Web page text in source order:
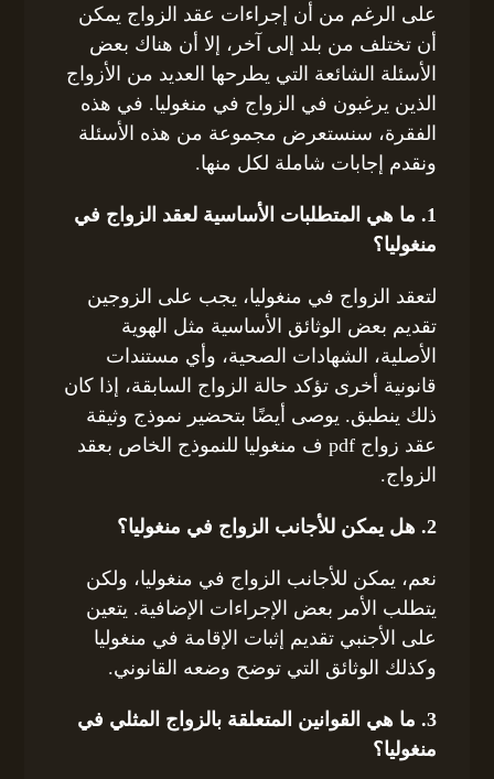
على الرغم من أن إجراءات عقد الزواج يمكن
أن تختلف من بلد إلى آخر، إلا أن هناك بعض
الأسئلة الشائعة التي يطرحها العديد من الأزواج
الذين يرغبون في الزواج في منغوليا. في هذه
الفقرة، سنستعرض مجموعة من هذه الأسئلة
ونقدم إجابات شاملة لكل منها.
1. ما هي المتطلبات الأساسية لعقد الزواج في
منغوليا؟
لتعقد الزواج في منغوليا، يجب على الزوجين
تقديم بعض الوثائق الأساسية مثل الهوية
الأصلية، الشهادات الصحية، وأي مستندات
قانونية أخرى تؤكد حالة الزواج السابقة، إذا كان
ذلك ينطبق. يوصى أيضًا بتحضير نموذج وثيقة
عقد زواج pdf ف منغوليا للنموذج الخاص بعقد
الزواج.
2. هل يمكن للأجانب الزواج في منغوليا؟
نعم، يمكن للأجانب الزواج في منغوليا، ولكن
يتطلب الأمر بعض الإجراءات الإضافية. يتعين
على الأجنبي تقديم إثبات الإقامة في منغوليا
وكذلك الوثائق التي توضح وضعه القانوني.
3. ما هي القوانين المتعلقة بالزواج المثلي في
منغوليا؟